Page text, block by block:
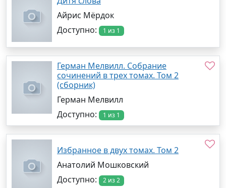
Айрис Мёрдок
Доступно:
1 из 1
Герман Мелвилл. Собрание
сочинений в трех томах. Том 2
(сборник)
Герман Мелвилл
Доступно:
1 из 1
Избранное в двух томах. Том 2
Анатолий Мошковский
Доступно:
2 из 2